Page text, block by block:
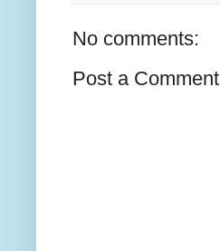
No comments:
Post a Comment